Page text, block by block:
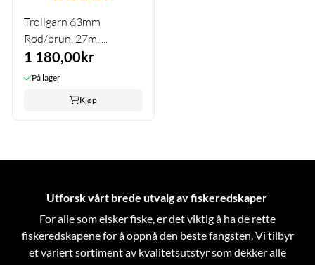
Trollgarn 63mm
Rød/brun, 27m, ...
1 180,00kr
På lager
Kjøp
Utforsk vårt brede utvalg av fiskeredskaper
For alle som elsker fiske, er det viktig å ha de rette
fiskeredskapene for å oppnå den beste fangsten. Vi tilbyr
et variert sortiment av kvalitetsutstyr som dekker alle